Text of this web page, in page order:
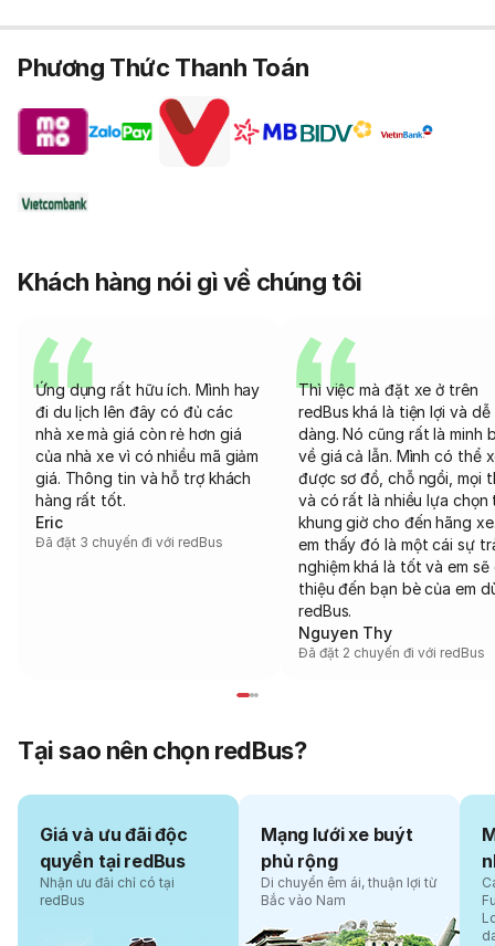
Phương Thức Thanh Toán
Khách hàng nói gì về chúng tôi
Ứng dụng rất hữu ích. Mình hay
đi du lịch lên đây có đủ các
nhà xe mà giá còn rẻ hơn giá
của nhà xe vì có nhiều mã giảm
giá. Thông tin và hỗ trợ khách
hàng rất tốt.
Eric
Đã đặt 3 chuyến đi với redBus
Thì việc mà đặt xe ở trên
redBus khá là tiện lợi và dễ
dàng. Nó cũng rất là minh
về giá cả lẫn. Mình có thể
được sơ đồ, chỗ ngồi, mọi
và có rất là nhiều lựa chọn
khung giờ cho đến hãng
em thấy đó là một cái sự
nghiệm khá là tốt và em sẽ
thiệu đến bạn bè của em
redBus.
Nguyen Thy
Đã đặt 2 chuyến đi với redBus
Tại sao nên chọn redBus?
Giá và ưu đãi độc
quyền tại redBus
Nhận ưu đãi chỉ có tại
redBus
Mạng lưới xe buýt
phủ rộng
Di chuyển êm ái, thuận lợi từ
Bắc vào Nam